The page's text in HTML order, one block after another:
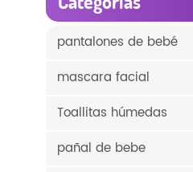
pantalones de bebé
mascara facial
Toallitas húmedas
pañal de bebe